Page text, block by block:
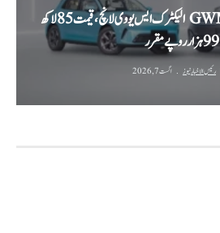
پاکستان میں GWM ORA 5 الیکٹرک ایس یو وی لانچ، قیمت 85 لاکھ
99 ہزار روپے مقرر
رئیس الاخبار نیوز اگست 7, 2026